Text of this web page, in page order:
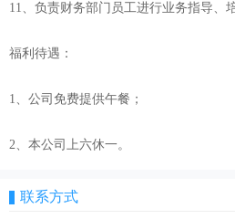
11、负责财务部门员工进行业务指导、
福利待遇：
1、公司免费提供午餐；
2、本公司上六休一。
联系方式